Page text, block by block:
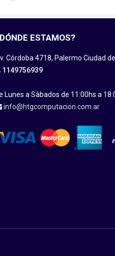
ESTAMOS?
Córdoba 4718, Palermo Ciudad
1149756939
Lunes a Sàbados de 11:00hs a
info@htgcomputacion.com.ar